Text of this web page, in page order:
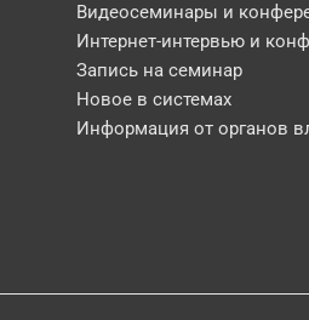
Видеосеминары и
Интернет-интервью и
Запись на семинар
Новое в системах
Информация от органов